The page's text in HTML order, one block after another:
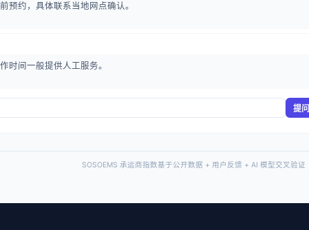
预约，具体联系当地网点确认。
时间一般提供人工服务。
提问
SOSOEMS 承运商指数基于公开数据 + 用户反馈 + AI 模型交叉验证